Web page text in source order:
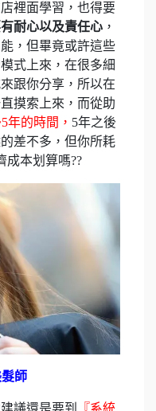
裡面學習，也得要
耐心以及責任心 ，
，但畢竟或許這些
式上來，在很多細
跟你分享，所以在
摸索上來，而從助
年的時間， 5年之後
差不多，但你所耗
成本划算嗎??
師
議還是要到
『系統